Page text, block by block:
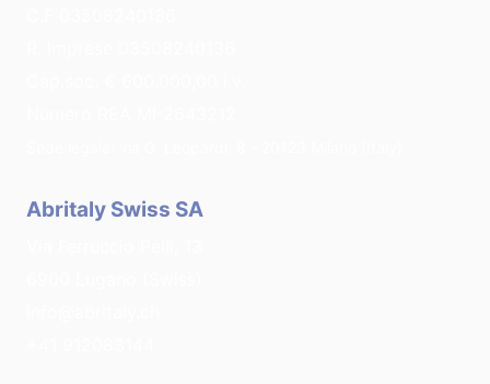
Abritaly Swiss SA